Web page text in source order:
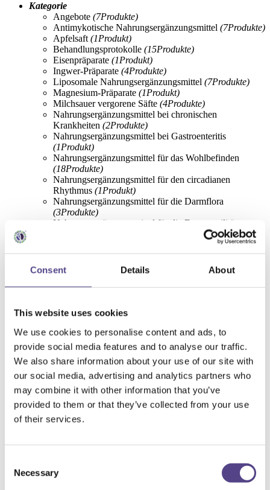
Consent Details About
This website uses cookies
We use cookies to personalise content and ads, to
provide social media features and to analyse our traffic.
We also share information about your use of our site with
our social media, advertising and analytics partners who
may combine it with other information that you’ve
provided to them or that they’ve collected from your use
of their services.
Selection
Necessary
Kategorie
Angebote (7Produkte)
Antimykotische Nahrungsergänzungsmittel (7Produkte)
Apfelsaft (1Produkt)
Behandlungsprotokolle (15Produkte)
Eisenpräparate (1Produkt)
Ingwer-Präparate (4Produkte)
Liposomale Nahrungsergänzungsmittel (7Produkte)
Magnesium-Präparate (1Produkt)
Milchsauer vergorene Säfte (4Produkte)
Nahrungsergänzungsmittel bei chronischen
Krankheiten (2Produkte)
Nahrungsergänzungsmittel bei Gastroenteritis
(1Produkt)
Nahrungsergänzungsmittel für das Wohlbefinden
(18Produkte)
Nahrungsergänzungsmittel für den circadianen
Rhythmus (1Produkt)
Nahrungsergänzungsmittel für die Darmflora
(3Produkte)
Nahrungsergänzungsmittel für die Darmmotilität
Leistungsfähigkeit (5Produkte)
Nahrungsergänzungsmittel gegen Halsschmerzen und
Nahrungsergänzungsmittel gegen Migräne (1Produkt)
Nahrungsergänzungsmittel Reizdarm
(1Produkt)
Nahrungsergänzungsmittel zur Blutverdünnung
(1Produkt)
Nahrungsergänzungsmittel zur posttraumatischen
Regeneration (1Produkt)
Nattokinase-Präparate (1Produkt)
Selen-Nahrungsergänzungsmittel (1Produkt
Traditionelle Pflanzen (21Produkte)
Vitamin-B-Komplex-Präparate
Zink-Präparate